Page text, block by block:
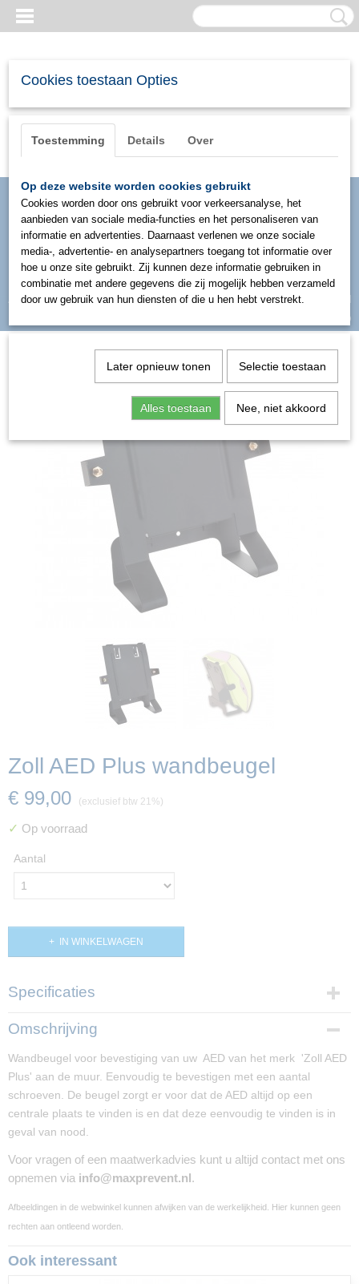
Inloggen Registreren
UW WINKELWAGEN
(0)
Zoll AED Plus wandbeugel
€ 99,00 (exclusief btw 21%)
✓ Op voorraad
Aantal
IN WINKELWAGEN
Specificaties
Productcode
Afmetingen (l,b,h)
28 x 23,50 x 8 cm
Omschrijving
Wandbeugel voor bevestiging van uw AED van het merk 'Zoll AED
Plus' aan de muur. Eenvoudig te bevestigen met een aantal
schroeven. De beugel zorgt er voor dat de AED altijd op een
centrale plaats te vinden is en dat deze eenvoudig te vinden is in
geval van nood.
Voor vragen of een maatwerkadvies kunt u altijd contact met ons
opnemen via info@maxprevent.nl .
Afbeeldingen in de webwinkel kunnen afwijken van de werkelijkheid. Hier kunnen geen
rechten aan ontleend worden.
Ook interessant
Cookies toestaan Opties
Toestemming Details Over
Op deze website worden cookies gebruikt
Cookies worden door ons gebruikt voor verkeersanalyse, het
aanbieden van sociale media-functies en het personaliseren van
informatie en advertenties. Daarnaast verlenen we onze sociale
media-, advertentie- en analysepartners toegang tot informatie over
hoe u onze site gebruikt. Zij kunnen deze informatie gebruiken in
combinatie met andere gegevens die zij mogelijk hebben verzameld
door uw gebruik van hun diensten of die u hen hebt verstrekt.
Later opnieuw tonen Selectie toestaan
Alles toestaan Nee, niet akkoord